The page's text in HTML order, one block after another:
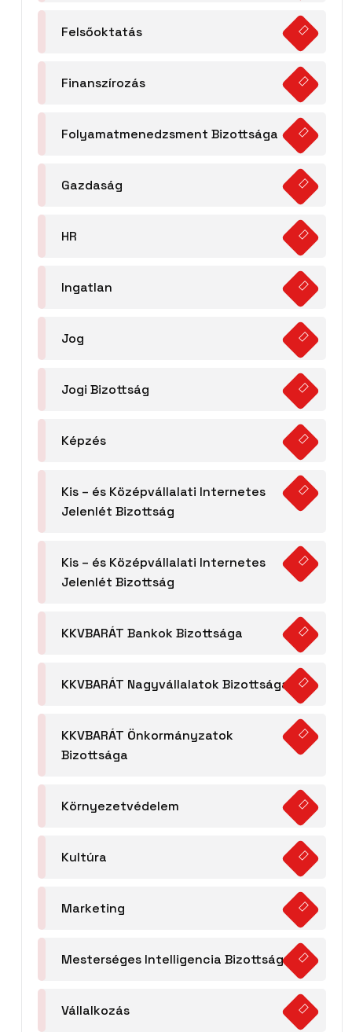
Felsőoktatás
Finanszírozás
Folyamatmenedzsment Bizottsága
Gazdaság
HR
Ingatlan
Jog
Jogi Bizottság
Képzés
Kis – és Középvállalati Internetes
Jelenlét Bizottság
Kis – és Középvállalati Internetes
Jelenlét Bizottság
KKVBARÁT Bankok Bizottsága
KKVBARÁT Nagyvállalatok Bizottsága
KKVBARÁT Önkormányzatok
Bizottsága
Környezetvédelem
Kultúra
Marketing
Mesterséges Intelligencia Bizottság
Vállalkozás